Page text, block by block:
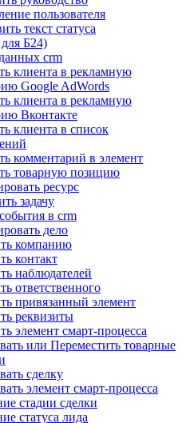
пользователя
текст статуса
Б24)
crm
клиента в рекламную
Google AdWords
клиента в рекламную
Вконтакте
клиента в список
комментарий в элемент
товарную позицию
ресурс
задачу
в crm
дело
компанию
контакт
наблюдателей
ответственного
привязанный элемент
реквизиты
элемент смарт-процесса
или Переместить товарные
сделку
элемент смарт-процесса
стадии сделки
статуса лида